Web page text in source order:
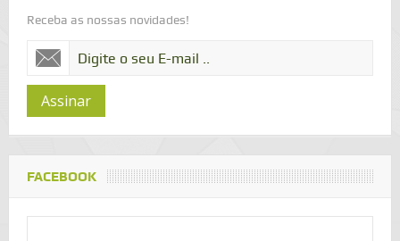
Receba as nossas novidades!
Assinar
FACEBOOK